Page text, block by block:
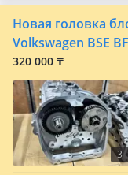
Новая головка
Volkswagen BSE
320 000 ₸
3